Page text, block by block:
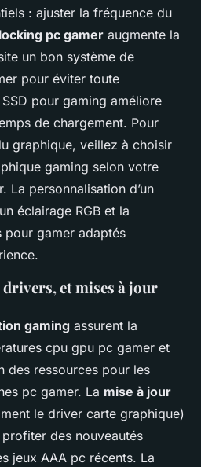
: ajuster la fréquence du
pc gamer augmente la
un bon système de
pour éviter toute
pour gaming améliore
de chargement. Pour
graphique, veillez à choisir
gaming selon votre
La personnalisation d’un
éclairage RGB et la
pour gamer adaptés
et mises à jour
gaming assurent la
cpu gpu pc gamer et
des ressources pour les
pc gamer. La mise à jour
le driver carte graphique)
des nouveautés
jeux AAA pc récents. La